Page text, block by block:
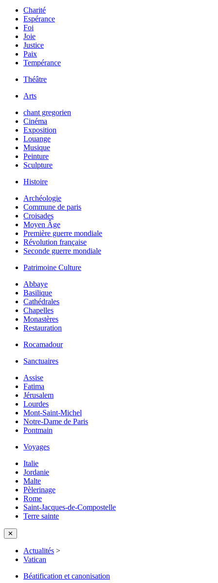
Charité
Espérance
Foi
Joie
Justice
Paix
Tempérance
Théâtre
Arts
chant gregorien
Cinéma
Exposition
Louange
Musique
Peinture
Sculpture
Histoire
Archéologie
Commune de paris
Croisades
Moyen Âge
Première guerre mondiale
Révolution française
Seconde guerre mondiale
Patrimoine Culture
Abbaye
Basilique
Cathédrales
Chapelles
Monastères
Restauration
Rocamadour
Sanctuaires
Assise
Fatima
Jérusalem
Lourdes
Mont-Saint-Michel
Notre-Dame de Paris
Pontmain
Voyages
Italie
Jordanie
Malte
Pèlerinage
Rome
Saint-Jacques-de-Compostelle
Terre sainte
✕
Actualités >
Vatican
Béatification et canonisation